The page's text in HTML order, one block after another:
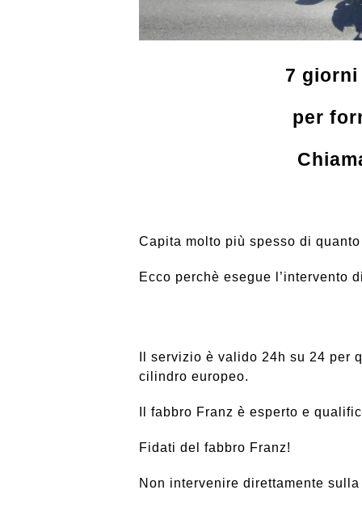
7 giorni
per
Capita molto più spesso di
Ecco perchè esegue l’intervento
Il servizio è valido 24h su 24 per
cilindro europeo.
Il fabbro Franz è esperto e
Fidati del fabbro Franz!
Non intervenire direttamente